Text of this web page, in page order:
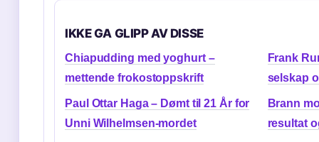
IKKE GA GLIPP AV DISSE
Chiapudding med yoghurt –
mettende frokostoppskrift
Frank
selskap
Paul Ottar Haga – Dømt til 21 År for
Unni Wilhelmsen-mordet
Brann
resultat